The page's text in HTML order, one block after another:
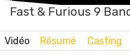
Fast & Furious 9
Vidéo Résumé Casting